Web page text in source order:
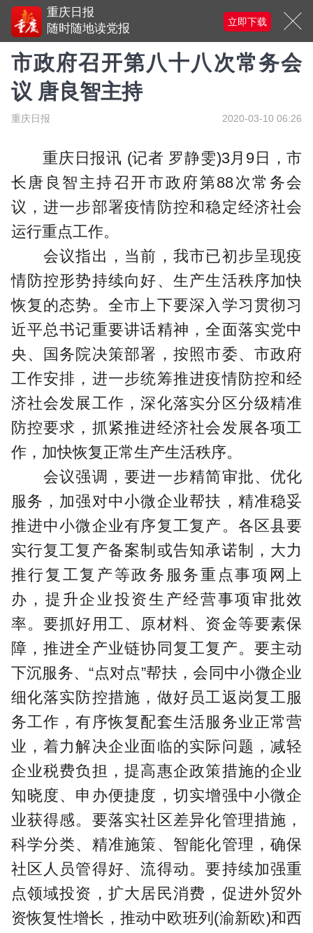
重庆日报
随时随地读党报
立即下载
市政府召开第八十八次常务会
议 唐良智主持
重庆日报 2020-03-10 06:26
重庆日报讯 (记者 罗静雯)3月9日，市
长唐良智主持召开市政府第88次常务会
议，进一步部署疫情防控和稳定经济社会
运行重点工作。
会议指出，当前，我市已初步呈现疫
情防控形势持续向好、生产生活秩序加快
恢复的态势。全市上下要深入学习贯彻习
近平总书记重要讲话精神，全面落实党中
央、国务院决策部署，按照市委、市政府
工作安排，进一步统筹推进疫情防控和经
济社会发展工作，深化落实分区分级精准
防控要求，抓紧推进经济社会发展各项工
作，加快恢复正常生产生活秩序。
会议强调，要进一步精简审批、优化
服务，加强对中小微企业帮扶，精准稳妥
推进中小微企业有序复工复产。各区县要
实行复工复产备案制或告知承诺制，大力
推行复工复产等政务服务重点事项网上
办，提升企业投资生产经营事项审批效
率。要抓好用工、原材料、资金等要素保
障，推进全产业链协同复工复产。要主动
下沉服务、“点对点”帮扶，会同中小微企业
细化落实防控措施，做好员工返岗复工服
务工作，有序恢复配套生活服务业正常营
业，着力解决企业面临的实际问题，减轻
企业税费负担，提高惠企政策措施的企业
知晓度、申办便捷度，切实增强中小微企
业获得感。要落实社区差异化管理措施，
科学分类、精准施策、智能化管理，确保
社区人员管得好、流得动。要持续加强重
点领域投资，扩大居民消费，促进外贸外
资恢复性增长，推动中欧班列(渝新欧)和西